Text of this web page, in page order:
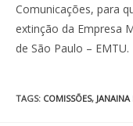
Comunicações, para
extinção da Empresa
de São Paulo – EMTU.
TAGS: COMISSÕES,